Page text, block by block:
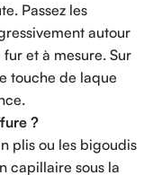
Passez les
autour
et à mesure. Sur
touche de laque
?
plis ou les bigoudis
capillaire sous la